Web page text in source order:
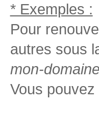
* Exemples :
Pour
autres sous
mon-
Vous